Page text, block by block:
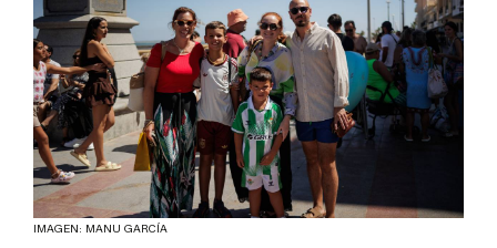
IMAGEN: MANU GARCÍA